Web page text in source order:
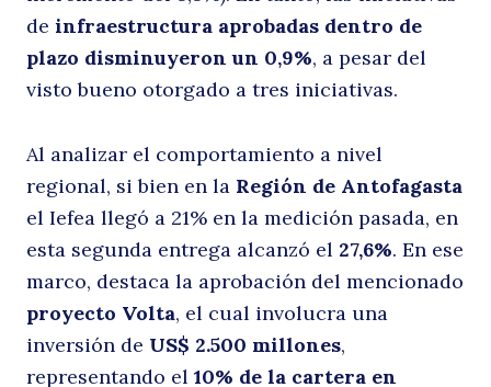
de infraestructura aprobadas dentro de
plazo disminuyeron un 0,9%, a pesar del
visto bueno otorgado a tres iniciativas.
Al analizar el comportamiento a nivel
regional, si bien en la Región de Antofagasta
el Iefea llegó a 21% en la medición pasada, en
esta segunda entrega alcanzó el 27,6%. En ese
marco, destaca la aprobación del mencionado
proyecto Volta, el cual involucra una
inversión de US$ 2.500 millones,
representando el 10% de la cartera en